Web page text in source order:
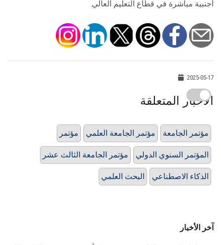
أجنبية مباشرة في قطاع التعليم العالي.
2025-05-17
الأخبار المتعلقة
مؤتمر مؤتمر الجامعة العلمي مؤتمر الجامعة
مؤتمر الجامعة الثالث عشر المؤتمر السنوي الدولي
البحث العلمي الذكاء الاصطناعي
آخر الأخبار